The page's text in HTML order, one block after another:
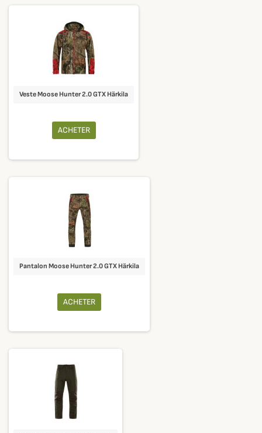
Veste Moose Hunter 2.0 GTX Härkila
ACHETER
Pantalon Moose Hunter 2.0 GTX Härkila
ACHETER